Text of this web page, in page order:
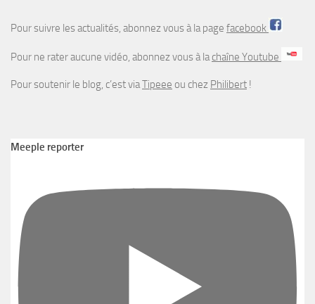
Pour suivre les actualités, abonnez vous à la page facebook
Pour ne rater aucune vidéo, abonnez vous à lachaîne Youtube
Pour soutenir le blog, c’est viaTipeee ou chez Philibert !
Meeple reporter